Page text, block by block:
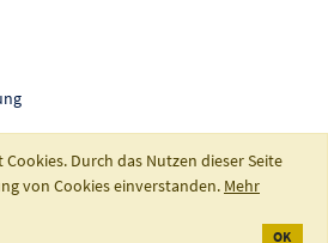
Durch das Nutzen dieser Seite
von Cookies einverstanden. Mehr
OK